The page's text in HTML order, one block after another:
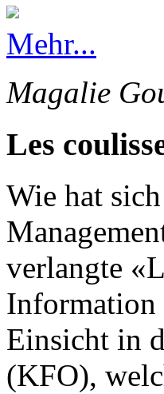
Mehr...
Magalie
Les
Wie hat
verlangte
Information
Einsicht in
(KFO),